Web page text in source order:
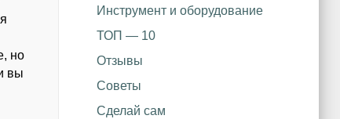
но
вы
Инструмент и оборудование
ТОП — 10
Отзывы
Советы
Сделай сам